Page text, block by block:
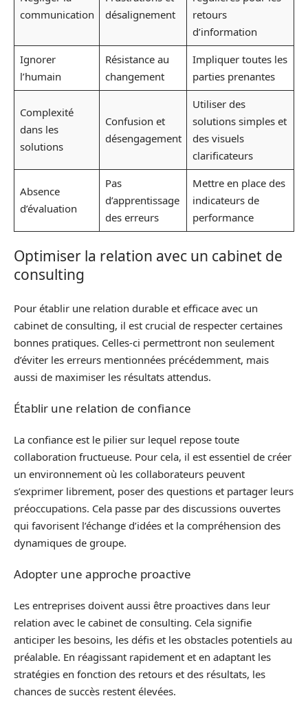
communication
désalignement
retours
d’information
Ignorer
l’humain
Résistance au
changement
Impliquer toutes les
parties prenantes
Complexité
dans les
solutions
Confusion et
désengagement
Utiliser des
solutions simples et
des visuels
clarificateurs
Absence
d’évaluation
Pas
d’apprentissage
des erreurs
Mettre en place des
indicateurs de
performance
Optimiser la relation avec un cabinet de
consulting
Pour établir une relation durable et efficace avec un
cabinet de consulting, il est crucial de respecter certaines
bonnes pratiques. Celles-ci permettront non seulement
d’éviter les erreurs mentionnées précédemment, mais
aussi de maximiser les résultats attendus.
Établir une relation de confiance
La confiance est le pilier sur lequel repose toute
collaboration fructueuse. Pour cela, il est essentiel de créer
un environnement où les collaborateurs peuvent
s’exprimer librement, poser des questions et partager leurs
préoccupations. Cela passe par des discussions ouvertes
qui favorisent l’échange d’idées et la compréhension des
dynamiques de groupe.
Adopter une approche proactive
Les entreprises doivent aussi être proactives dans leur
relation avec le cabinet de consulting. Cela signifie
anticiper les besoins, les défis et les obstacles potentiels au
préalable. En réagissant rapidement et en adaptant les
stratégies en fonction des retours et des résultats, les
chances de succès restent élevées.